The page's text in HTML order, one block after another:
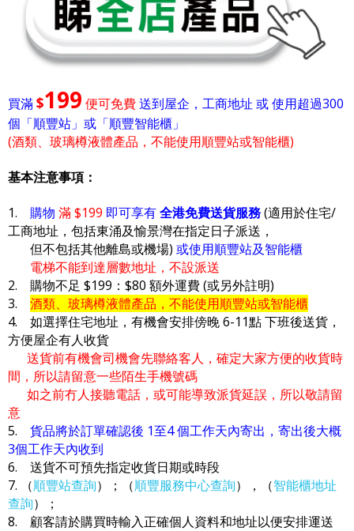
買滿$199 便可免費送到屋企，工商地址 或 使用超過300
個「順豐站」或「順豐智能櫃」
(酒類、玻璃樽液體產品，不能使用順豐站或智能櫃)
基本注意事項：
1. 購物 滿 $199 即可享有全港免費送貨服務(適用於住宅/
工商地址，包括東涌及愉景灣在指定日子派送，
但不包括其他離島或機場) 或使用順豐站及智能櫃
電梯不能到達層數地址，不設派送
2. 購物不足 $199：$80 額外運費 (或另外註明)
3. 酒類、玻璃樽液體產品，不能使用順豐站或智能櫃
4. 如選擇住宅地址，有機會安排傍晚 6-11點 下班後送貨，
方便屋企有人收貨
送貨前有機會司機會先聯絡客人，確定大家方便的收貨時
間，所以請留意一些陌生手機號碼
如之前冇人接聽電話，或可能導致派貨延誤，所以敬請留
意
5. 貨品將於訂單確認後 1至4 個工作天內寄出，寄出後大概
3個工作天內收到
6. 送貨不可預先指定收貨日期或時段
7. （順豐站查詢）；（順豐服務中心查詢），（智能櫃地址
查詢）；
8. 顧客請於購買時輸入正確個人資料和地址以便安排運送